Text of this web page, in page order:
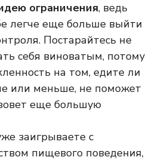
ограничения, ведь
легче еще больше выйти
Постарайтесь не
себя виноватым, потому
на том, едите ли
или меньше, не поможет
еще большую
заигрываете с
пищевого поведения,